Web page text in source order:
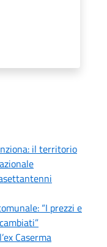
il territorio
“I prezzi e
Caserma